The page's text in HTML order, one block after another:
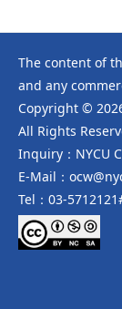
The content of
and any
Copyright ©
All Rights
Inquiry：NYCU
E-Mail：
Tel：03-